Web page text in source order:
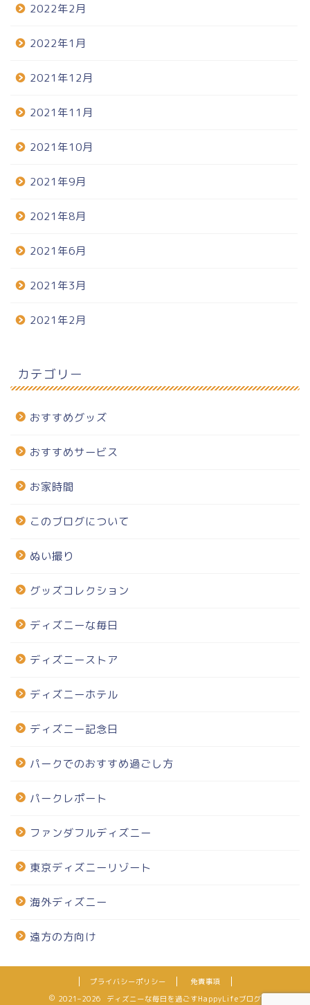
2022年2月
2022年1月
2021年12月
2021年11月
2021年10月
2021年9月
2021年8月
2021年6月
2021年3月
2021年2月
カテゴリー
おすすめグッズ
おすすめサービス
お家時間
このブログについて
ぬい撮り
グッズコレクション
ディズニーな毎日
ディズニーストア
ディズニーホテル
ディズニー記念日
パークでのおすすめ過ごし方
パークレポート
ファンダフルディズニー
東京ディズニーリゾート
海外ディズニー
遠方の方向け
プライバシーポリシー
免責事項
2021–2026 ディズニーな毎日を過ごすHappyLifeブログ